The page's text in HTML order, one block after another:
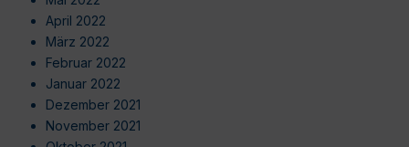
April 2022
März 2022
Februar 2022
Januar 2022
Dezember 2021
November 2021